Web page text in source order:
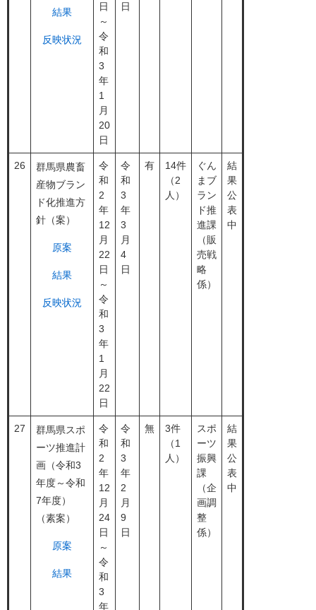
結果
反映状況
日
～
令
和
3
年
1
月
20
日
日
26
群馬県農畜
産物ブラン
ド化推進方
針（案）
原案
結果
反映状況
令
和
2
年
12
月
22
日
～
令
和
3
年
1
月
22
日
令
和
3
年
3
月
4
日
有
14件
（2
人）
ぐん
まブ
ラン
ド推
進課
（販
売戦
略
係）
結
果
公
表
中
27
群馬県スポ
ーツ推進計
画（令和3
年度～令和
7年度）
（素案）
原案
結果
令
和
2
年
12
月
24
日
～
令
和
3
年
令
和
3
年
2
月
9
日
無
3件
（1
人）
スポ
ーツ
振興
課
（企
画調
整
係）
結
果
公
表
中